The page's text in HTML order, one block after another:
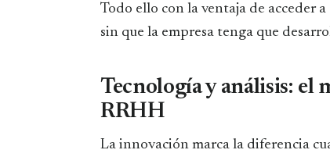
Todo ello con la ventaja de acceder
sin que la empresa tenga que
Tecnología y análisis: el
RRHH
La innovación marca la diferencia